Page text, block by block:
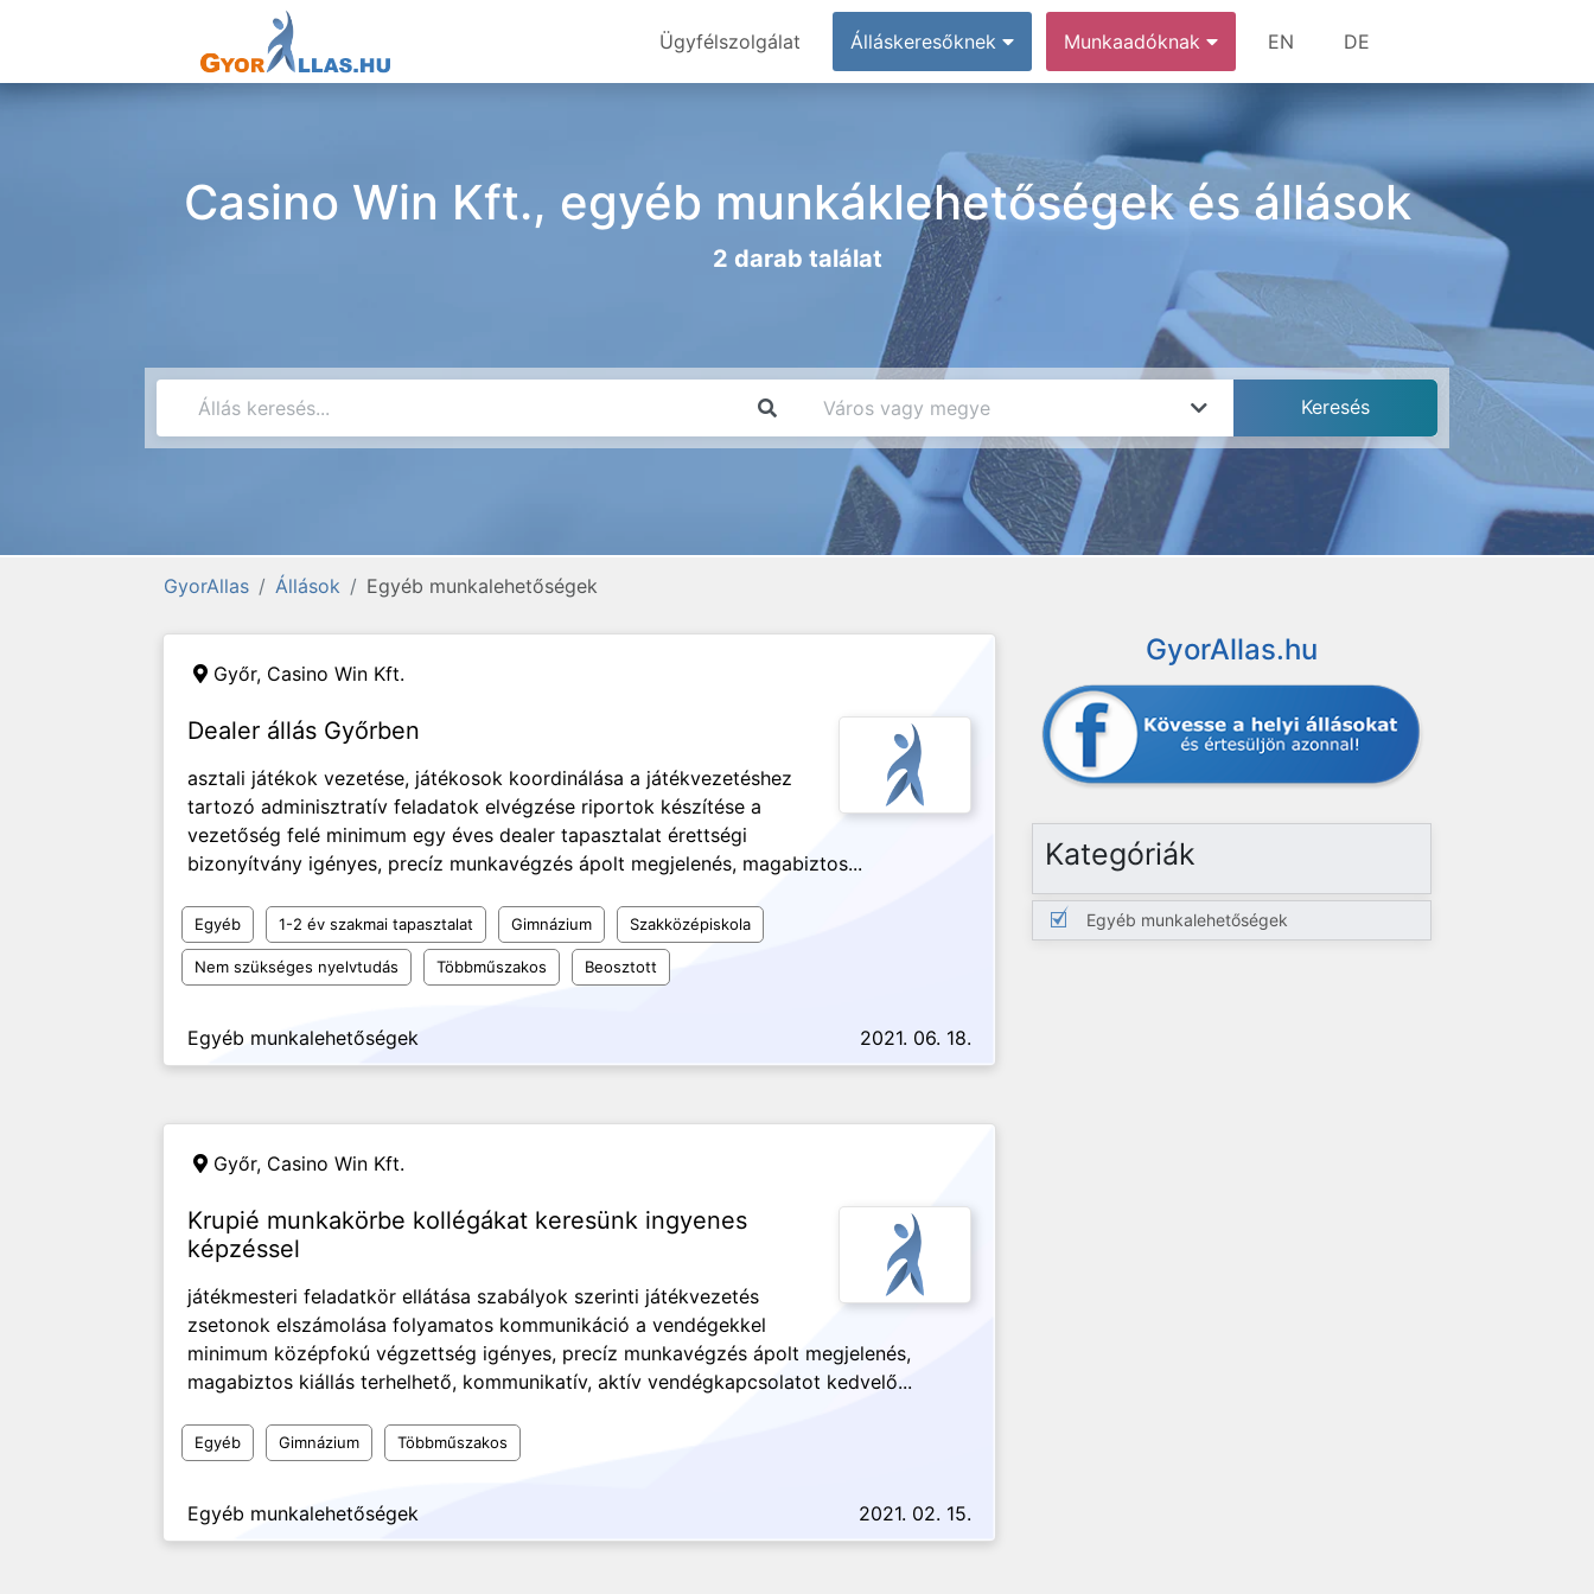
Ügyfélszolgálat Álláskeresőknek Munkaadóknak EN DE
Casino Win Kft., egyéb munkáklehetőségek és állások
2 darab találat
GyorAllas Állások Egyéb munkalehetőségek
Győr, Casino Win Kft.
Dealer állás Győrben
asztali játékok vezetése, játékosok koordinálása a játékvezetéshez
tartozó adminisztratív feladatok elvégzése riportok készítése a
vezetőség felé minimum egy éves dealer tapasztalat érettségi
bizonyítvány igényes, precíz munkavégzés ápolt megjelenés, magabiztos...
Egyéb 1-2 év szakmai tapasztalat Gimnázium Szakközépiskola
Nem szükséges nyelvtudás Többműszakos Beosztott
Egyéb munkalehetőségek 2021. 06. 18.
Győr, Casino Win Kft.
Krupié munkakörbe kollégákat keresünk ingyenes
képzéssel
játékmesteri feladatkör ellátása szabályok szerinti játékvezetés
zsetonok elszámolása folyamatos kommunikáció a vendégekkel
minimum középfokú végzettség igényes, precíz munkavégzés ápolt megjelenés,
magabiztos kiállás terhelhető, kommunikatív, aktív vendégkapcsolatot kedvelő...
Egyéb Gimnázium Többműszakos
Egyéb munkalehetőségek 2021. 02. 15.
GyorAllas.hu
Kategóriák
Egyéb munkalehetőségek